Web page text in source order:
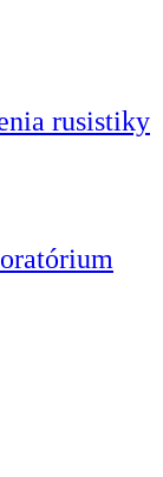
rusistiky